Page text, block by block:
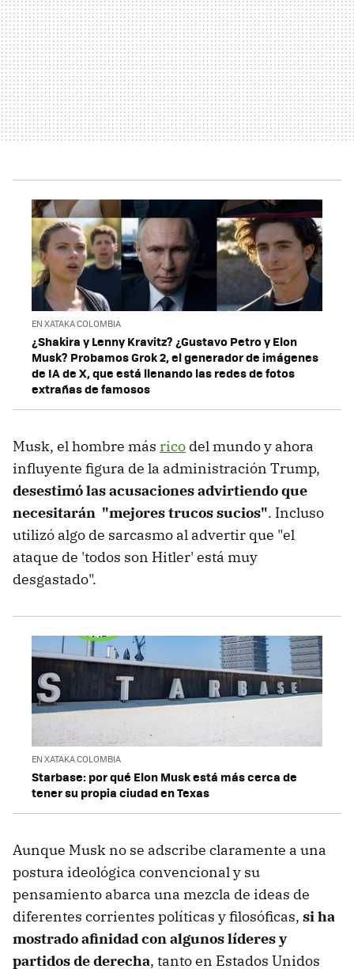
EN XATAKA COLOMBIA
¿Shakira y Lenny Kravitz? ¿Gustavo Petro y Elon
Musk? Probamos Grok 2, el generador de imágenes
de IA de X, que está llenando las redes de fotos
extrañas de famosos
Musk, el hombre más rico del mundo y ahora
influyente figura de la administración Trump,
desestimó las acusaciones advirtiendo que
necesitarán "mejores trucos sucios". Incluso
utilizó algo de sarcasmo al advertir que "el
ataque de 'todos son Hitler' está muy
desgastado".
EN XATAKA COLOMBIA
Starbase: por qué Elon Musk está más cerca de
tener su propia ciudad en Texas
Aunque Musk no se adscribe claramente a una
postura ideológica convencional y su
pensamiento abarca una mezcla de ideas de
diferentes corrientes políticas y filosóficas, si ha
mostrado afinidad con algunos líderes y
partidos de derecha, tanto en Estados Unidos